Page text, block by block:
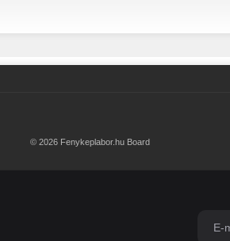
© 2026 Fenykeplabor.hu Board